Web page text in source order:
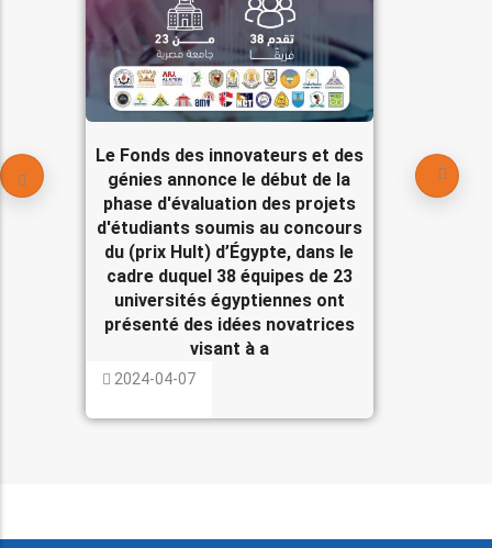
Le Fonds des innovateurs et des
génies annonce le début de la
phase d'évaluation des projets
d'étudiants soumis au concours
du (prix Hult) d’Égypte, dans le
cadre duquel 38 équipes de 23
universités égyptiennes ont
présenté des idées novatrices
visant à a
2024-04-07